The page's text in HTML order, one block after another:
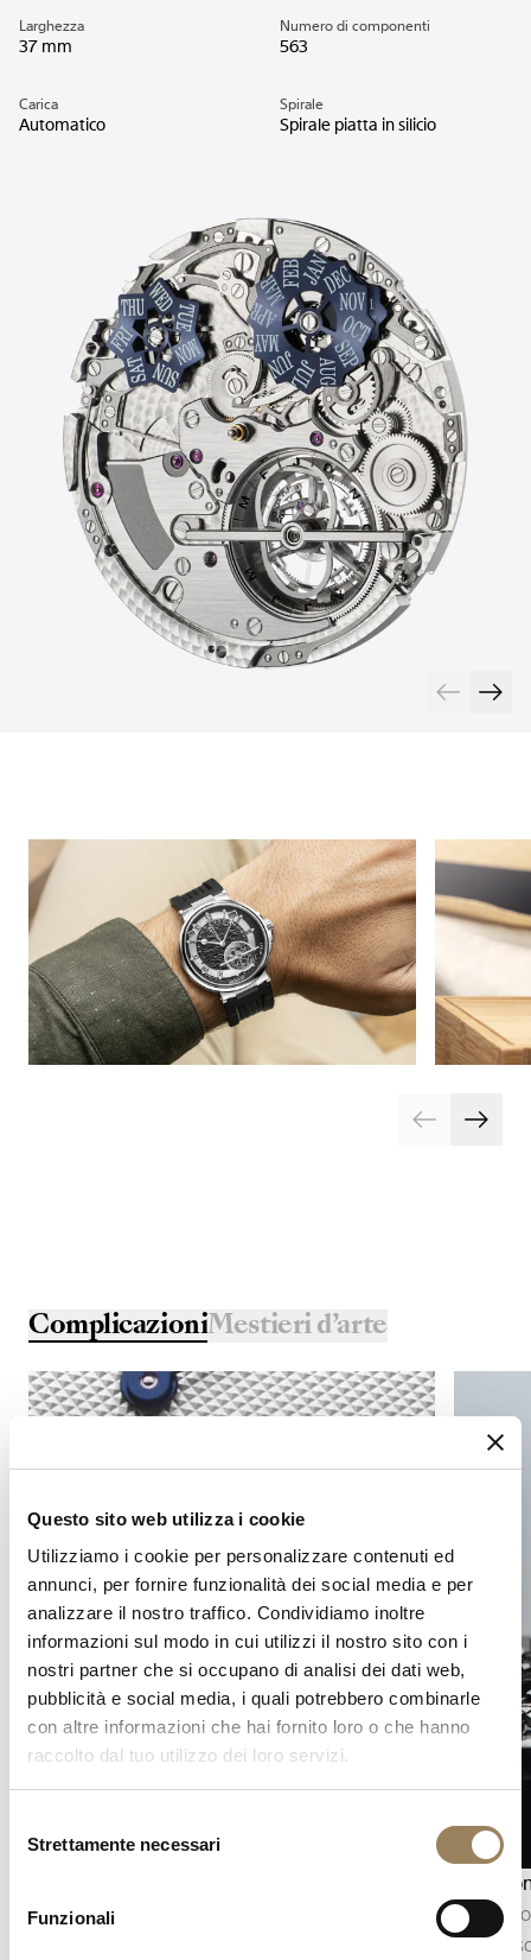
Questo sito web utilizza i cookie
Utilizziamo i cookie per personalizzare contenuti ed
annunci, per fornire funzionalità dei social media e per
analizzare il nostro traffico. Condividiamo inoltre
informazioni sul modo in cui utilizzi il nostro sito con i
nostri partner che si occupano di analisi dei dati web,
pubblicità e social media, i quali potrebbero combinarle
con altre informazioni che hai fornito loro o che hanno
raccolto dal tuo utilizzo dei loro servizi.
delStrettamente necessari
Funzionali
Larghezza
37 mm
Numero di componenti
563
Carica
Automatico
Spirale
Spirale piatta in silicio
ComplicazioniMestieri d’arte
L’indicazione dei secondi permette di seguire
tempo